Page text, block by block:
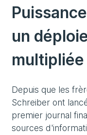
un
Depuis que les
Schreiber ont
premier journal
sources